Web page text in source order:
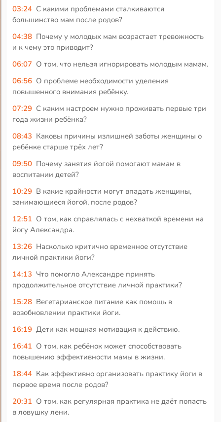
03:24 С какими проблемами сталкиваются
большинство мам после родов?
04:38 Почему у молодых мам возрастает тревожность
и к чему это приводит?
06:07 О том, что нельзя игнорировать молодым мамам.
06:56 О проблеме необходимости уделения
повышенного внимания ребёнку.
07:29 С каким настроем нужно проживать первые три
года жизни ребёнка?
08:43 Каковы причины излишней заботы женщины о
ребёнке старше трёх лет?
09:50 Почему занятия йогой помогают мамам в
воспитании детей?
10:29 В какие крайности могут впадать женщины,
занимающиеся йогой, после родов?
12:51 О том, как справлялась с нехваткой времени на
йогу Александра.
13:26 Насколько критично временное отсутствие
личной практики йоги?
14:13 Что помогло Александре принять
продолжительное отсутствие личной практики?
15:28 Вегетарианское питание как помощь в
возобновлении практики йоги.
16:19 Дети как мощная мотивация к действию.
16:41 О том, как ребёнок может способствовать
повышению эффективности мамы в жизни.
18:44 Как эффективно организовать практику йоги в
первое время после родов?
20:31 О том, как регулярная практика не даёт попасть
в ловушку лени.